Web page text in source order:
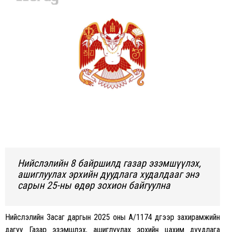
Нийслэлийн 8 байршилд газар эзэмшүүлэх,
ашиглуулах эрхийн дуудлага худалдааг энэ
сарын 25-ны өдөр зохион байгуулна
Нийслэлийн Засаг даргын 2025 оны A/1174 дүгээр захирамжийн
дагуу Газар эзэмшүүлэх, ашиглуулах эрхийн цахим дуудлага